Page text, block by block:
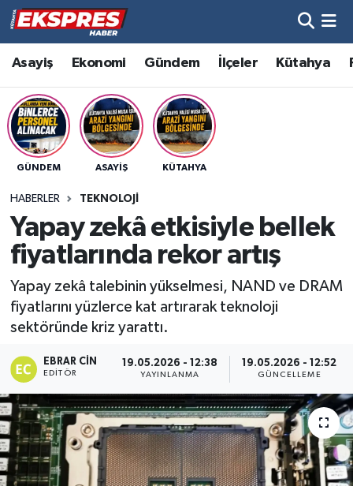
Asayiş Ekonomi Gündem İlçeler Kütahya
GÜNDEM ASAYIŞ KÜTAHYA
HABERLER TEKNOLOJI
Yapay zekâ etkisiyle bellek
fiyatlarında rekor artış
Yapay zekâ talebinin yükselmesi, NAND ve DRAM
fiyatlarını yüzlerce kat artırarak teknoloji
sektöründe kriz yarattı.
EBRAR CIN
EDITÖR
19.05.2026 - 12:38
YAYINLANMA
19.05.2026 - 12:52
GÜNCELLEME
Altıntaş
Asayiş
Aslanapa
Bölge
Çavdarhisar
Domaniç
Eğitim
Ekonomi
Hava Durumu
Trafik Durumu
Süper Lig Puan Durumu ve Fikstür
Son Dakika Haberleri
Haber Arşivi